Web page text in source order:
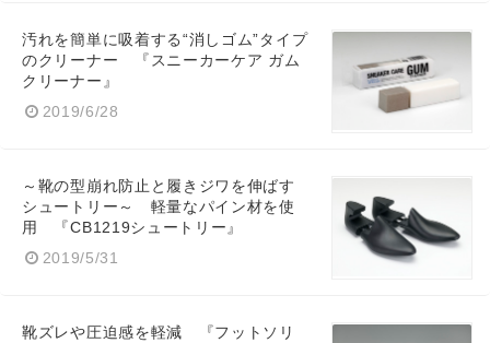
汚れを簡単に吸着する“消しゴム”タイプ
のクリーナー 『スニーカーケア ガム
クリーナー』
2019/6/28
～靴の型崩れ防止と履きジワを伸ばす
シュートリー～ 軽量なパイン材を使
用 『CB1219シュートリー』
2019/5/31
靴ズレや圧迫感を軽減 『フットソリ